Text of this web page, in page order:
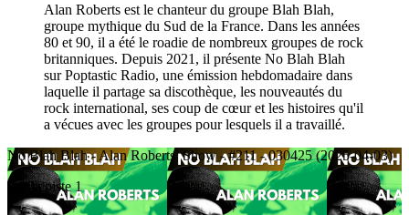
Alan Roberts est le chanteur du groupe Blah Blah,
groupe mythique du Sud de la France. Dans les années
80 et 90, il a été le roadie de nombreux groupes de rock
britanniques. Depuis 2021, il présente No Blah Blah
sur Poptastic Radio, une émission hebdomadaire dans
laquelle il partage sa discothèque, les nouveautés du
rock international, ses coup de cœur et les histoires qu'il
a vécues avec les groupes pour lesquels il a travaillé.
No Blah Blah - Alan Roberts’ Show - #211 - 030425 (2025-04-03)
Sur la piste 1